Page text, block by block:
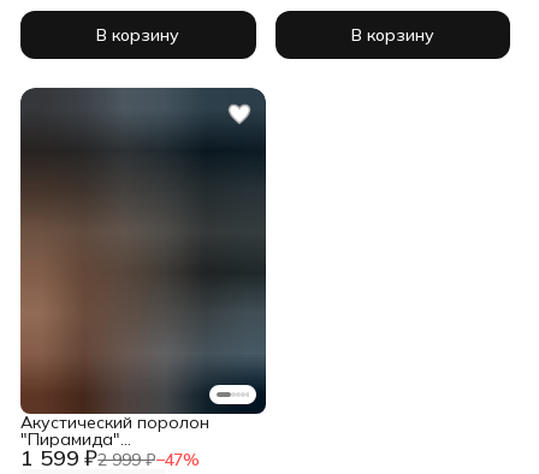
В корзину В корзину
1 599 ₽2 999 ₽−47%
Акустический поролон
"Пирамида"
2000х1000х45мм черный